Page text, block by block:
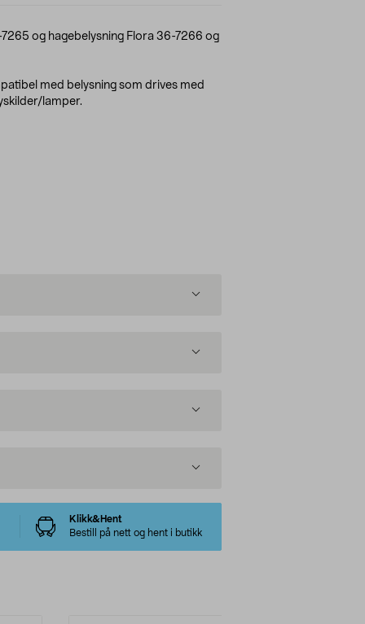
og hagebelysning Flora 36-7266 og
med belysning som drives med
lamper.
Klikk&Hent
Bestill på nett og hent i butikk